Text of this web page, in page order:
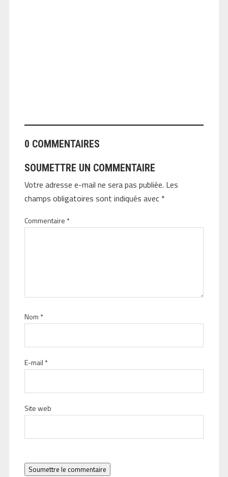
0 COMMENTAIRES
SOUMETTRE UN COMMENTAIRE
Votre adresse e-mail ne sera pas publiée. Les
champs obligatoires sont indiqués avec *
Commentaire *
Nom *
E-mail *
Site web
Soumettre le commentaire